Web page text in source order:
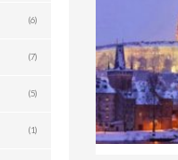
(6)
(7)
(5)
(1)